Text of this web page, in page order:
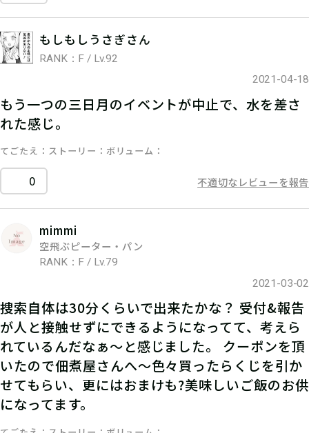
もしもしうさぎさん
RANK：F / Lv.92
2021-04-18
もう一つの三日月のイベントが中止で、水を差さ
れた感じ。
てごたえ ストーリー ボリューム
0 不適切なレビューを報告
mimmi
空飛ぶピーター・パン
RANK：F / Lv.79
2021-03-02
捜索自体は30分くらいで出来たかな？ 受付&報告
が人と接触せずにできるようになってて、考えら
れているんだなぁ〜と感じました。 クーポンを頂
いたので佃煮屋さんへ〜色々買ったらくじを引か
せてもらい、更にはおまけも?美味しいご飯のお供
になってます。